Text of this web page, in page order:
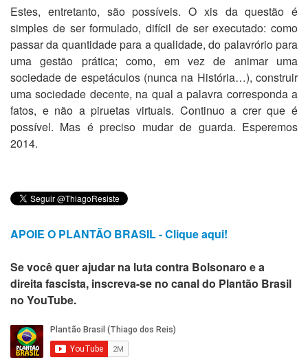
Estes, entretanto, são possíveis. O xis da questão é
simples de ser formulado, difícil de ser executado: como
passar da quantidade para a qualidade, do palavrório para
uma gestão prática; como, em vez de animar uma
sociedade de espetáculos (nunca na História…), construir
uma sociedade decente, na qual a palavra corresponda a
fatos, e não a piruetas virtuais. Continuo a crer que é
possível. Mas é preciso mudar de guarda. Esperemos
2014.
APOIE O PLANTÃO BRASIL - Clique aqui!
Se você quer ajudar na luta contra Bolsonaro e a
direita fascista, inscreva-se no canal do Plantão Brasil
no YouTube.